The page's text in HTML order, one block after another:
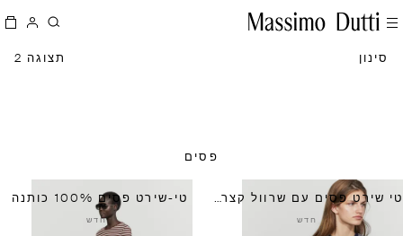
סינון תצוגה 2
פסים
טי שירט פסים עם שרוול קצר וריב
חדש
טי-שירט פסים 100% כותנה
חדש